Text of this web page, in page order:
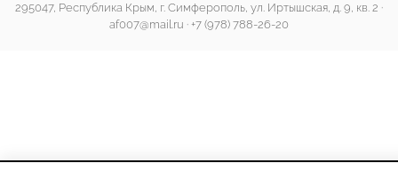
295047, Республика Крым, г. Симферополь, ул. Иртышская, д. 9, кв. 2 ·
af007@mail.ru · +7 (978) 788-26-20